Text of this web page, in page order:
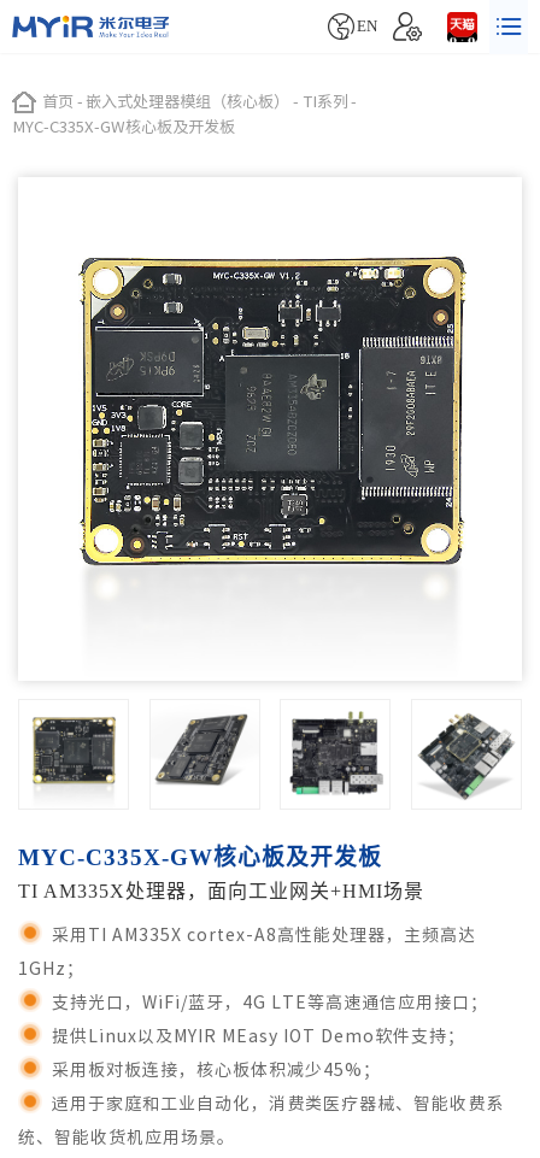

EN 
首页 - 嵌入式处理器模组（核心板） - TI系列 -
MYC-C335X-GW核心板及开发板
MYC-C335X-GW核心板及开发板
TI AM335X处理器，面向工业网关+HMI场景
采用TI AM335X cortex-A8高性能处理器，主频高达
1GHz；
支持光口，WiFi/蓝牙，4G LTE等高速通信应用接口；
提供Linux以及MYIR MEasy IOT Demo软件支持；
采用板对板连接，核心板体积减少45%；
适用于家庭和工业自动化，消费类医疗器械、智能收费系
统、智能收货机应用场景。